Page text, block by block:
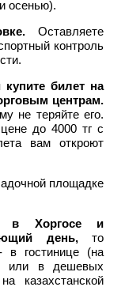
осенью).
Оставляете
контроль
билет на
центрам.
не теряйте его.
до 4000 тг с
вам откроют
площадке
в Хоргосе и
день,то
в гостинице (на
или в дешевых
казахстанской